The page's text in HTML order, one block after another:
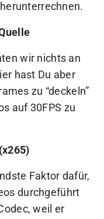
wir nichts an
hast Du aber
zu “deckeln”
auf 30FPS zu
Faktor dafür,
durchgeführt
weil er